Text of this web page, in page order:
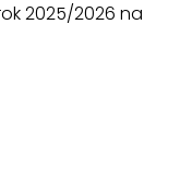
2025/2026 na